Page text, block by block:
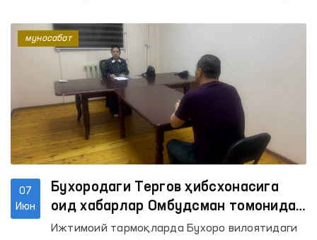
Омбудсманнинг ҳудудлардаги минтақавий
вакиллари томонидан ўтказилган дарсларда
800 нафардан ортиқ ўқувчи қамраб олинди.
07
Июн
Бухородаги Тергов ҳибсхонасига
оид хабарлар Омбудсман томонидан
ўрганилди
Ижтимоий тармоқларда Бухоро вилоятидаги
муносабат